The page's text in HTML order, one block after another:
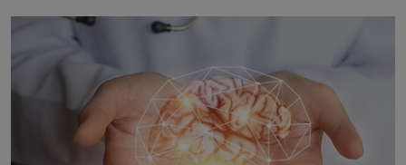
dalšími desítkami tisíc příslušnic svého včelstva,
vznikne jeden z nejdokonalejších organismů